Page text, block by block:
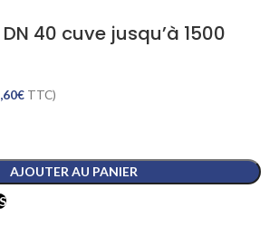
40 cuve jusqu’à 1500
€ TTC)
AJOUTER AU PANIER